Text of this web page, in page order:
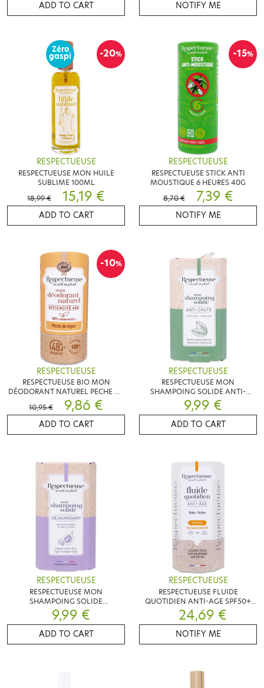
ADD TO CART NOTIFY ME
-20%
Zéro
gaspi
RESPECTUEUSE
RESPECTUEUSE MON HUILE
SUBLIME 100ML
18,99 €
15,19 €
ADD TO CART
-15%
RESPECTUEUSE
RESPECTUEUSE STICK ANTI
MOUSTIQUE 6 HEURES 40G
8,70 €
7,39 €
NOTIFY ME
-10%
RESPECTUEUSE
RESPECTUEUSE BIO MON
DÉODORANT NATUREL PECHE DE
VIGNE 50G
10,95 € 9,86 €
ADD TO CART
RESPECTUEUSE
RESPECTUEUSE MON
SHAMPOING SOLIDE ANTI-
CHUTE 75G
9,99 €
ADD TO CART
RESPECTUEUSE
RESPECTUEUSE MON
SHAMPOING SOLIDE
DÉJAUNISSANT 75G
9,99 €
ADD TO CART
RESPECTUEUSE
RESPECTUEUSE FLUIDE
QUOTIDIEN ANTI-AGE SPF50+
30G
24,69 €
NOTIFY ME